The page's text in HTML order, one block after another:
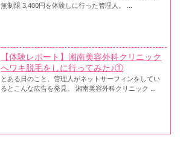
無制限 3,400円を体験しに行った管理人。 ...
【体験レポート】湘南美容外科クリニック
へワキ脱毛をしに行ってみた♪①
とある日のこと、管理人がネットサーフィンをしてい
るとこんな広告を発見。 湘南美容外科クリニック ...